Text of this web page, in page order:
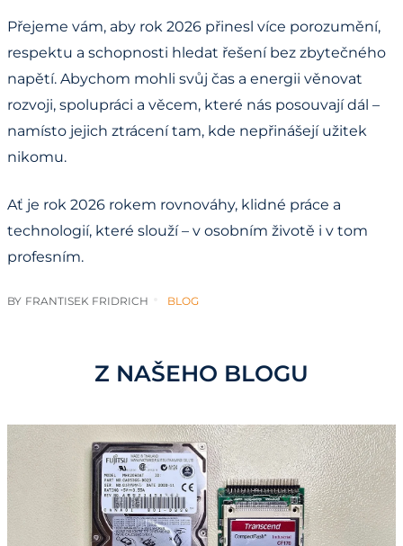
Přejeme vám, aby rok 2026 přinesl více porozumění,
respektu a schopnosti hledat řešení bez zbytečného
napětí. Abychom mohli svůj čas a energii věnovat
rozvoji, spolupráci a věcem, které nás posouvají dál –
namísto jejich ztrácení tam, kde nepřinášejí užitek
nikomu.
Ať je rok 2026 rokem rovnováhy, klidné práce a
technologií, které slouží – v osobním životě i v tom
profesním.
BY FRANTISEK FRIDRICH BLOG
Z NAŠEHO BLOGU